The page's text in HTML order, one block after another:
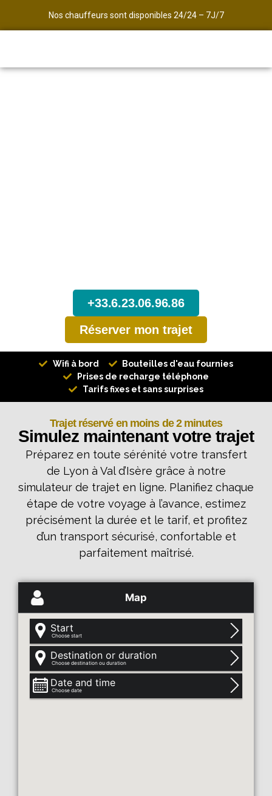
Nos chauffeurs sont disponibles 24/24 – 7J/7
+33.6.23.06.96.86
Réserver mon trajet
Wifi à bord
Bouteilles d'eau fournies
Prises de recharge téléphone
Tarifs fixes et sans surprises
Trajet réservé en moins de 2 minutes
Simulez maintenant votre trajet
Préparez en toute sérénité votre transfert
de Lyon à Val d’Isère grâce à notre
simulateur de trajet en ligne. Planifiez chaque
étape de votre voyage à l’avance, estimez
précisément la durée et le tarif, et profitez
d’un transport sécurisé, confortable et
parfaitement maîtrisé.